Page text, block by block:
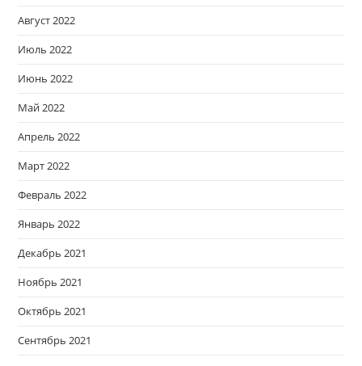
Август 2022
Июль 2022
Июнь 2022
Май 2022
Апрель 2022
Март 2022
Февраль 2022
Январь 2022
Декабрь 2021
Ноябрь 2021
Октябрь 2021
Сентябрь 2021